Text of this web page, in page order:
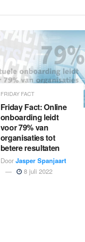
FRIDAY FACT
Friday Fact: Online
onboarding leidt
voor 79% van
organisaties tot
betere resultaten
Door Jasper Spanjaart
8 juli 2022